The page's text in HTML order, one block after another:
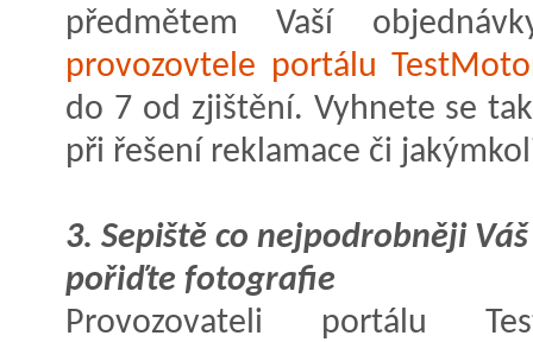
předmětem Vaší
provozovtele portálu
do 7 od zjištění. Vyhnete se
při řešení reklamace či
3. Sepiště co nejpodrobněji
pořiďte fotografie
Provozovateli portálu